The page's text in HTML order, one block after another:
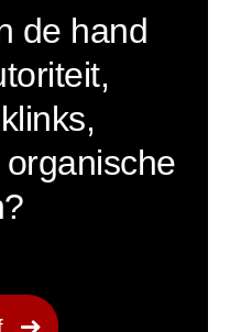
de hand